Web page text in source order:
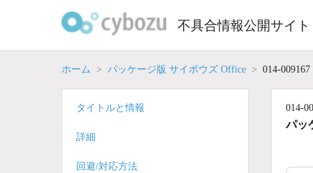
不具合情報公開サイト
ホーム パッケージ版 サイボウズ Office 014-009167
014-
パッ
タイトルと情報
詳細
回避/対応方法